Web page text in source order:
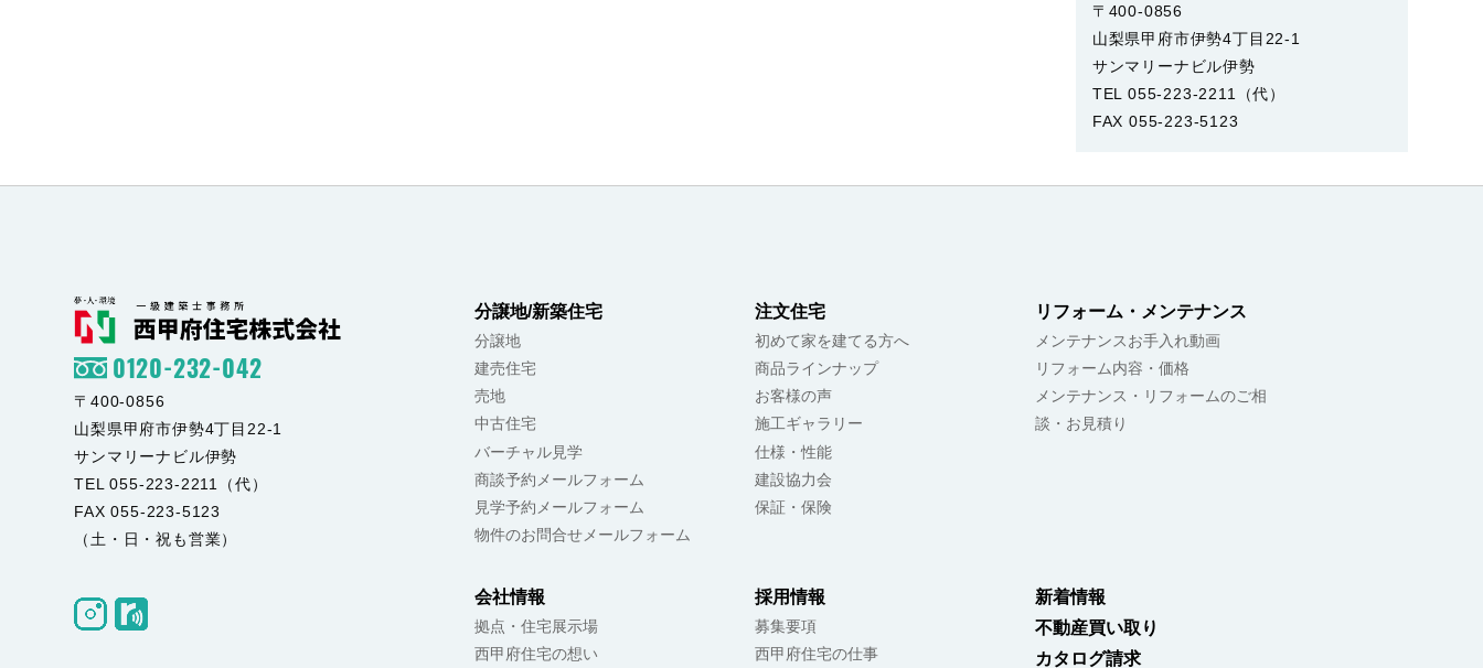
〒400-0856
山梨県甲府市伊勢4丁目22-1
サンマリーナビル伊勢
TEL 055-223-2211（代）
FAX 055-223-5123
分譲地/新築住宅
分譲地
建売住宅
売地
中古住宅
バーチャル見学
商談予約メールフォーム
見学予約メールフォーム
物件のお問合せメールフォーム
注文住宅
初めて家を建てる方へ
商品ラインナップ
お客様の声
施工ギャラリー
仕様・性能
建設協力会
保証・保険
リフォーム・メンテナンス
メンテナンスお手入れ動画
リフォーム内容・価格
メンテナンス・リフォームのご相
談・お見積り
会社情報
拠点・住宅展示場
西甲府住宅の想い
採用情報
募集要項
西甲府住宅の仕事
新着情報
不動産買い取り
カタログ請求
0120-232-042
〒400-0856
山梨県甲府市伊勢4丁目22-1
サンマリーナビル伊勢
TEL 055-223-2211（代）
FAX 055-223-5123
（土・日・祝も営業）